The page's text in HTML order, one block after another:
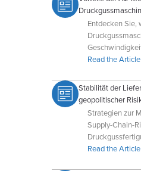
Entdecken Sie,
niedrigere
Read the Article
Stabilität der
geopolitischer
Strategien zur
Supply-Chain-
Diversifizierung
Read the Article